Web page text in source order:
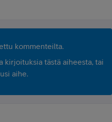
kommenteilta.
kirjoituksia tästä aiheesta, tai
aihe.